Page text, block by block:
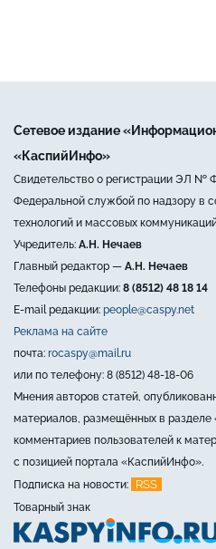
Сетевое издание
«КаспийИнфо»
Свидетельство о регистрации ЭЛ №
Федеральной службой по надзору в
технологий и массовых
Учредитель: А.Н. Нечаев
Главный редактор — А.Н. Нечаев
Телефоны редакции: 8 (8512) 48 18 14
E-mail редакции: people@caspy.net
Реклама на сайте
почта: rocaspy@mail.ru
или по телефону: 8 (8512) 48-18-06
Мнения авторов статей,
материалов, размещённых в
комментариев пользователей к
с позицией портала «КаспийИнфо».
Подписка на новости:
RSS
Товарный знак